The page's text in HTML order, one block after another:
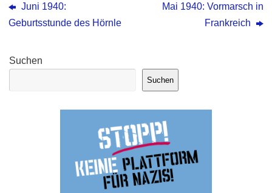
Juni 1940:
Geburtsstunde des Hörnle
Mai 1940: Vormarsch in
Frankreich
Suchen
Suchen